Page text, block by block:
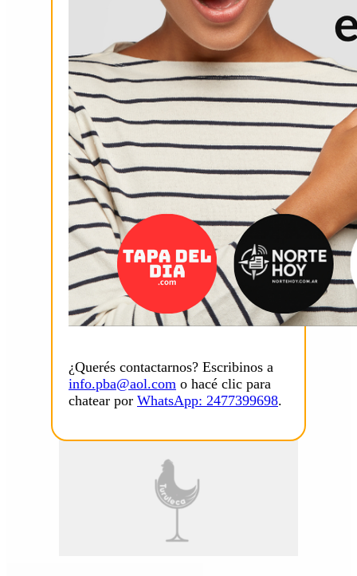
¿Querés contactarnos? Escribinos a
info.pba@aol.com o hacé clic para
chatear por WhatsApp: 2477399698.